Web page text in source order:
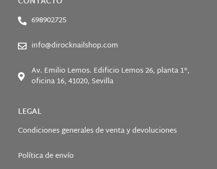
698902725
info@dirocknailshop.com
Av. Emilio Lemos. Edificio Lemos 26, planta 1°,
oficina 16, 41020, Sevilla
LEGAL
Condiciones generales de venta y devoluciones
Política de envío